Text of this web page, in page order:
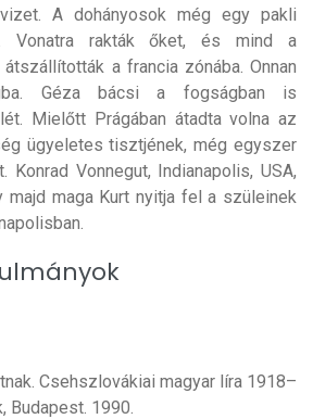
A dohányosok még egy pakli
Vonatra rakták őket, és mind a
a francia zónába. Onnan
Géza bácsi a fogságban is
Mielőtt Prágában átadta volna az
ügyeletes tisztjének, még egyszer
Vonnegut, Indianapolis, USA,
majd maga Kurt nyitja fel a szüleinek
Csehszlovákiai magyar líra 1918–
Budapest. 1990.